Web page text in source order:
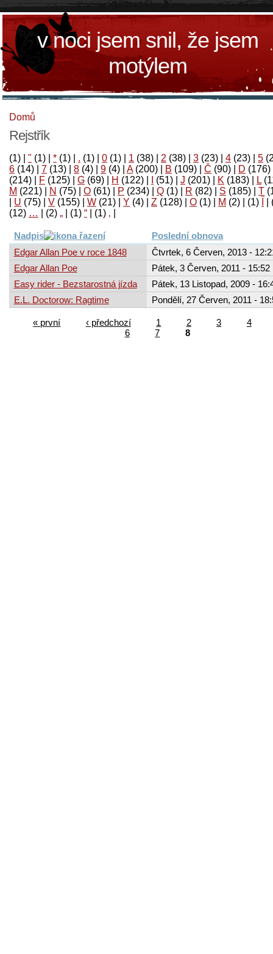
v noci jsem snil, že jsem
motýlem
Domů
Rejstřík
(1) " (1) * (1) . (1) 0 (1) 1 (38) 2 (38) 3 (23) 4 (23) 5
6 (14) 7 (13) 8 (4) 9 (4) A(200) B (109) Č (90) D (176)
(214)
F (125) G (69) H (122) (51) J (201) K (183) L
M (221) N (75) O (61) P (234) Q (1) R (82) S (185) T
U (75) V (155) W (21) Y (4) Z (128) Ο (1) М (2)
(1)
‚
(1)
“
(1)
„
(2)
…
(12)
Nadpis
Poslední obnova
Edgar Allan Poe v roce 1848
Čtvrtek, 6 Červen, 2013 -
Edgar Allan Poe
Pátek, 3 Červen, 2011 - 15:52
Easy rider - Bezstarostná jízda
Pátek, 13 Listopad, 2009 -
E.L. Doctorow: Ragtime
Pondělí, 27 Červen, 2011 -
« první ‹ předchozí 1 2 3
4
6
7 8